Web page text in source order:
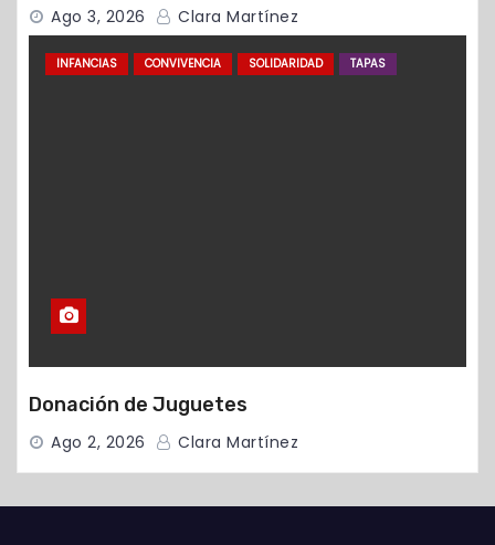
Ago 3, 2026 Clara Martínez
INFANCIAS CONVIVENCIA SOLIDARIDAD TAPAS
Donación de Juguetes
Ago 2, 2026 Clara Martínez